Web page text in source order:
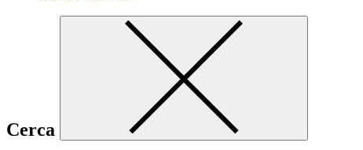
Cerca